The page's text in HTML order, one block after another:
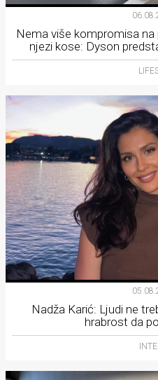
Nema više kompromisa
njezi kose: Dyson
Nadža Karić: Ljudi ne
hrabrost da